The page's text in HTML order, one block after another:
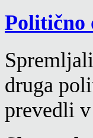
Politično
druga
prevedli